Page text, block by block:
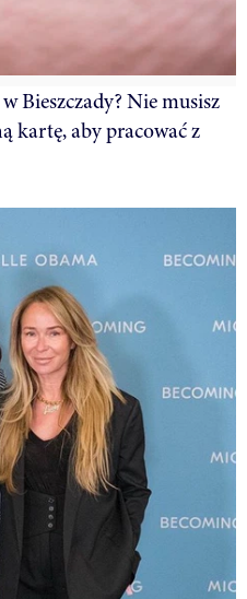
Bieszczady? Nie musisz
kartę, aby pracować z